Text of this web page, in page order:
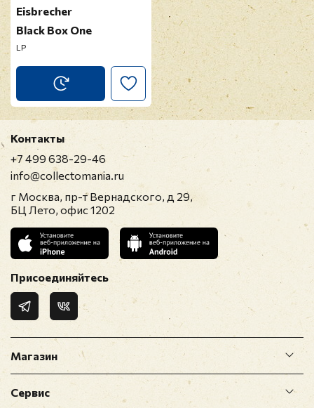
Eisbrecher
Black Box One
LP
Магазин
Сервис
Контакты
+7 499 638-29-46
info@collectomania.ru
г Москва, пр-т Вернадского, д 29,
БЦ Лето, офис 1202
Присоединяйтесь